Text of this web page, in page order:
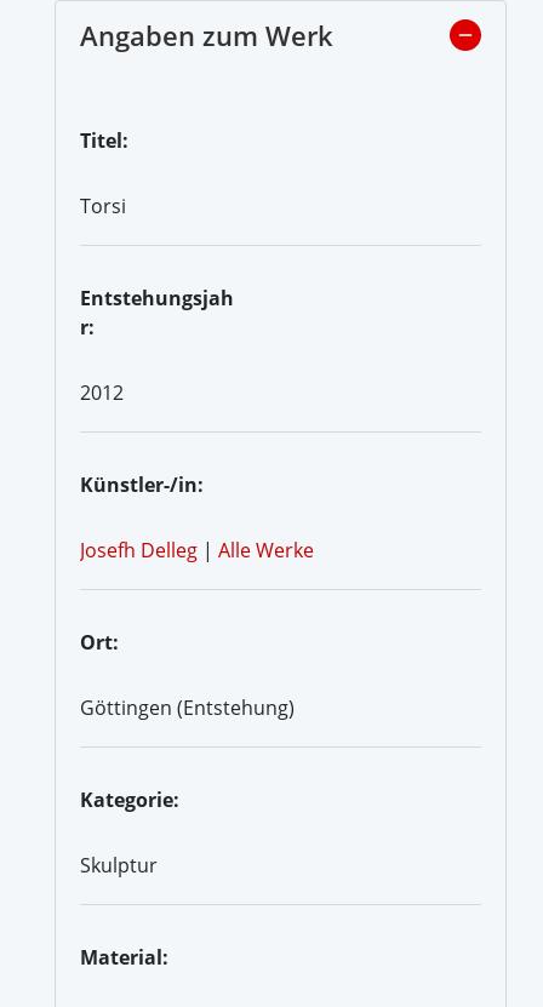
Angaben zum Werk
Titel:
Torsi
Entstehungsjah
r:
2012
Künstler-/in:
Josefh Delleg | Alle Werke
Ort:
Göttingen (Entstehung)
Kategorie:
Skulptur
Material: